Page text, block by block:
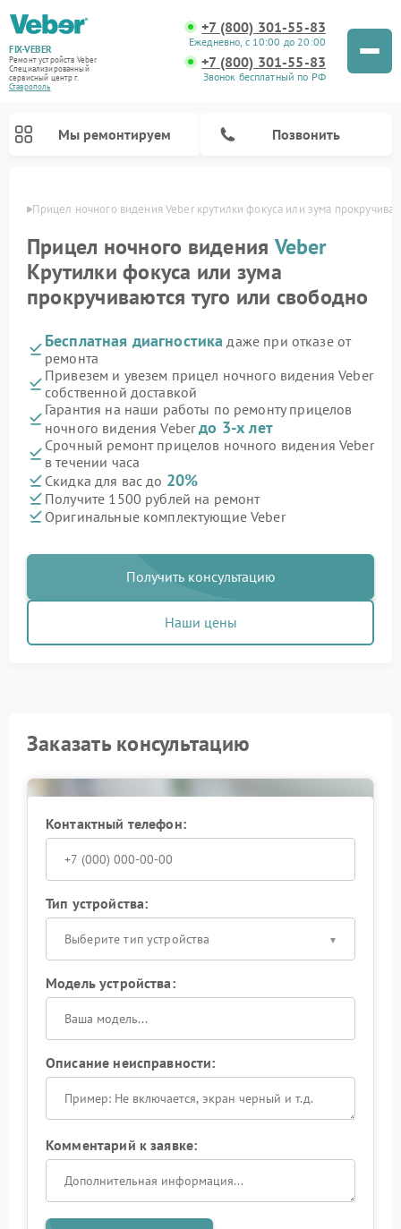
FIX-VEBER
Ремонт устройств Veber
Специализированный
cервисный центр г.
Ставрополь
+7 (800) 301-55-83
Ежедневно, с 10:00 до 20:00
+7 (800) 301-55-83
Звонок бесплатный по РФ
Мы ремонтируем Позвонить
Прицел ночного видения Veber крутилки фокуса или зума
Прицел ночного видения Veber
Крутилки фокуса или зума
прокручиваются туго или свободно
Бесплатная диагностика даже при отказе от
ремонта
Привезем и увезем прицел ночного видения Veber
собственной доставкой
Гарантия на наши работы по ремонту прицелов
ночного видения Veberдо 3-х лет
Срочный ремонт прицелов ночного видения Veber
в течении часа
Скидка для вас до 20%
Получите 1500 рублей на ремонт
Оригинальные комплектующие Veber
Получить консультацию
Наши цены
Заказать консультацию
Контактный телефон:
Тип устройства:
Выберите тип устройства
Модель устройства:
Описание неисправности:
Комментарий к заявке: